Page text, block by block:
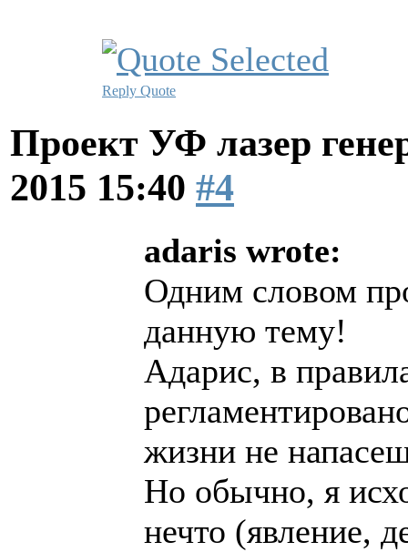
Reply Quote
Проект УФ лазер
2015 15:40 #4
adaris wrote:
Одним словом
данную тему!
Адарис, в
жизни не
Но обычно, я
нечто (явление,